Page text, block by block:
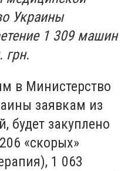
Украины
1 309 машин
грн.
в Министерство
заявкам из
будет закуплено
«скорых»
1 063